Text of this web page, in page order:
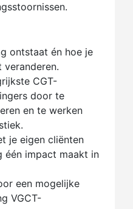
ontstaat én hoe je
veranderen.
CGT-
door te
en te werken
je eigen cliënten
één impact maakt in
een mogelijke
VGCT-